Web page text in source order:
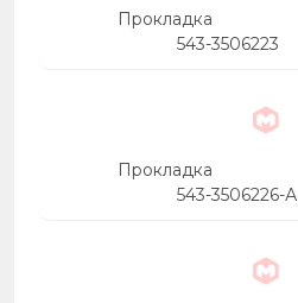
Прокладка
543-3506223
Прокладка
543-3506226-А